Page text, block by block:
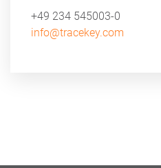
+49 234 545003-0
info@tracekey.com